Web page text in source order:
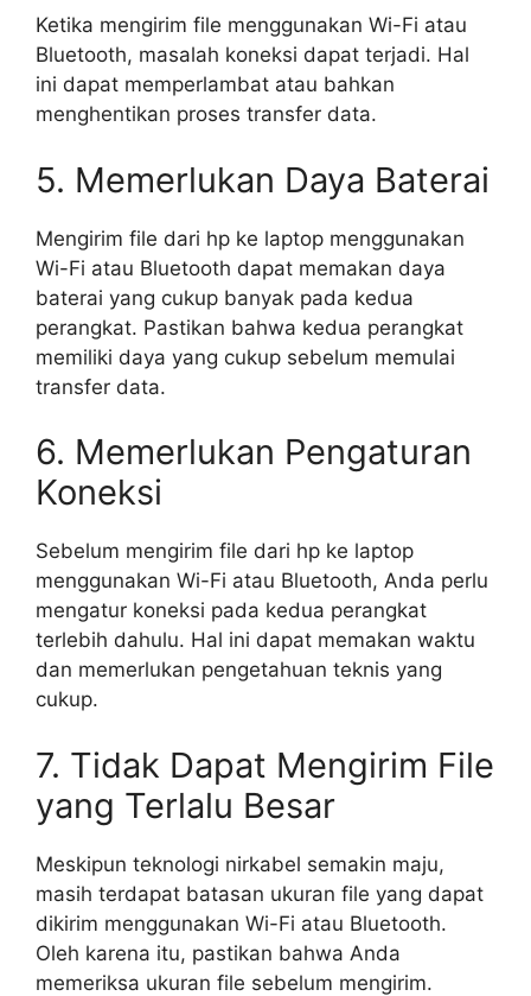
Ketika mengirim file menggunakan Wi-Fi atau
Bluetooth, masalah koneksi dapat terjadi. Hal
ini dapat memperlambat atau bahkan
menghentikan proses transfer data.
5. Memerlukan Daya Baterai
Mengirim file dari hp ke laptop menggunakan
Wi-Fi atau Bluetooth dapat memakan daya
baterai yang cukup banyak pada kedua
perangkat. Pastikan bahwa kedua perangkat
memiliki daya yang cukup sebelum memulai
transfer data.
6. Memerlukan Pengaturan
Koneksi
Sebelum mengirim file dari hp ke laptop
menggunakan Wi-Fi atau Bluetooth, Anda perlu
mengatur koneksi pada kedua perangkat
terlebih dahulu. Hal ini dapat memakan waktu
dan memerlukan pengetahuan teknis yang
cukup.
7. Tidak Dapat Mengirim File
yang Terlalu Besar
Meskipun teknologi nirkabel semakin maju,
masih terdapat batasan ukuran file yang dapat
dikirim menggunakan Wi-Fi atau Bluetooth.
Oleh karena itu, pastikan bahwa Anda
memeriksa ukuran file sebelum mengirim.